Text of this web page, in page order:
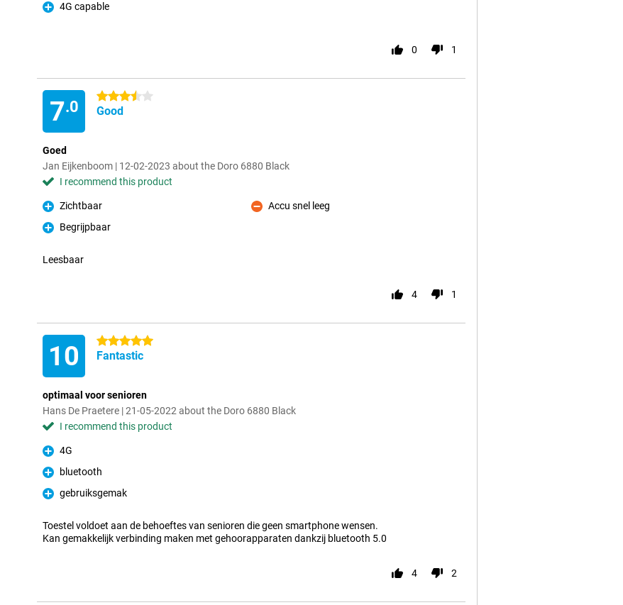
Pro
4G capable
0 1
7.0
3.5 stars
Good
Goed
Jan Eijkenboom | 12-02-2023 about the Doro 6880 Black
I recommend this product
Pro
Zichtbaar
Pro
Begrijpbaar
Con
Accu snel leeg
Leesbaar
4 1
10 5 stars
Fantastic
optimaal voor senioren
Hans De Praetere | 21-05-2022 about the Doro 6880 Black
I recommend this product
Pro
4G
Pro
bluetooth
Pro
gebruiksgemak
Toestel voldoet aan de behoeftes van senioren die geen smartphone wensen.
Kan gemakkelijk verbinding maken met gehoorapparaten dankzij bluetooth 5.0
4 2